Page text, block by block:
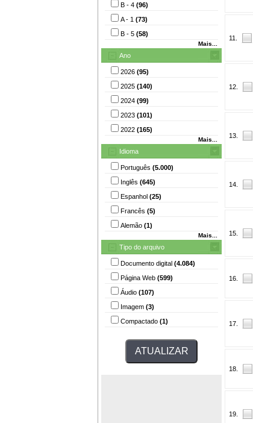
B - 4 (96)
A - 1 (73)
B - 5 (58)
Mais...
Ano
2026 (95)
2025 (140)
2024 (99)
2023 (101)
2022 (165)
Mais...
Idioma
Português (5.000)
Inglês (645)
Espanhol (25)
Francês (5)
Alemão (1)
Mais...
Tipo do arquivo
Documento digital (4.084)
Página Web (599)
Áudio (107)
Imagem (3)
Compactado (1)
11.
12.
13.
14.
15.
16.
17.
18.
19.